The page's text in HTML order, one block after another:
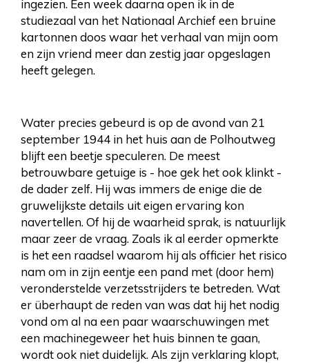
ingezien. Een week daarna open ik in de
studiezaal van het Nationaal Archief een bruine
kartonnen doos waar het verhaal van mijn oom
en zijn vriend meer dan zestig jaar opgeslagen
heeft gelegen.
Water precies gebeurd is op de avond van 21
september 1944 in het huis aan de Polhoutweg
blijft een beetje speculeren. De meest
betrouwbare getuige is - hoe gek het ook klinkt -
de dader zelf. Hij was immers de enige die de
gruwelijkste details uit eigen ervaring kon
navertellen. Of hij de waarheid sprak, is natuurlijk
maar zeer de vraag. Zoals ik al eerder opmerkte
is het een raadsel waarom hij als officier het risico
nam om in zijn eentje een pand met (door hem)
veronderstelde verzetsstrijders te betreden. Wat
er überhaupt de reden van was dat hij het nodig
vond om al na een paar waarschuwingen met
een machinegeweer het huis binnen te gaan,
wordt ook niet duidelijk. Als zijn verklaring klopt,